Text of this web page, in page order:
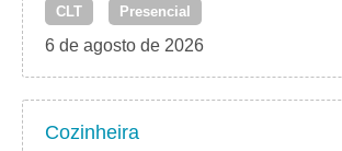
CLT Presencial
6 de agosto de 2026
Cozinheira